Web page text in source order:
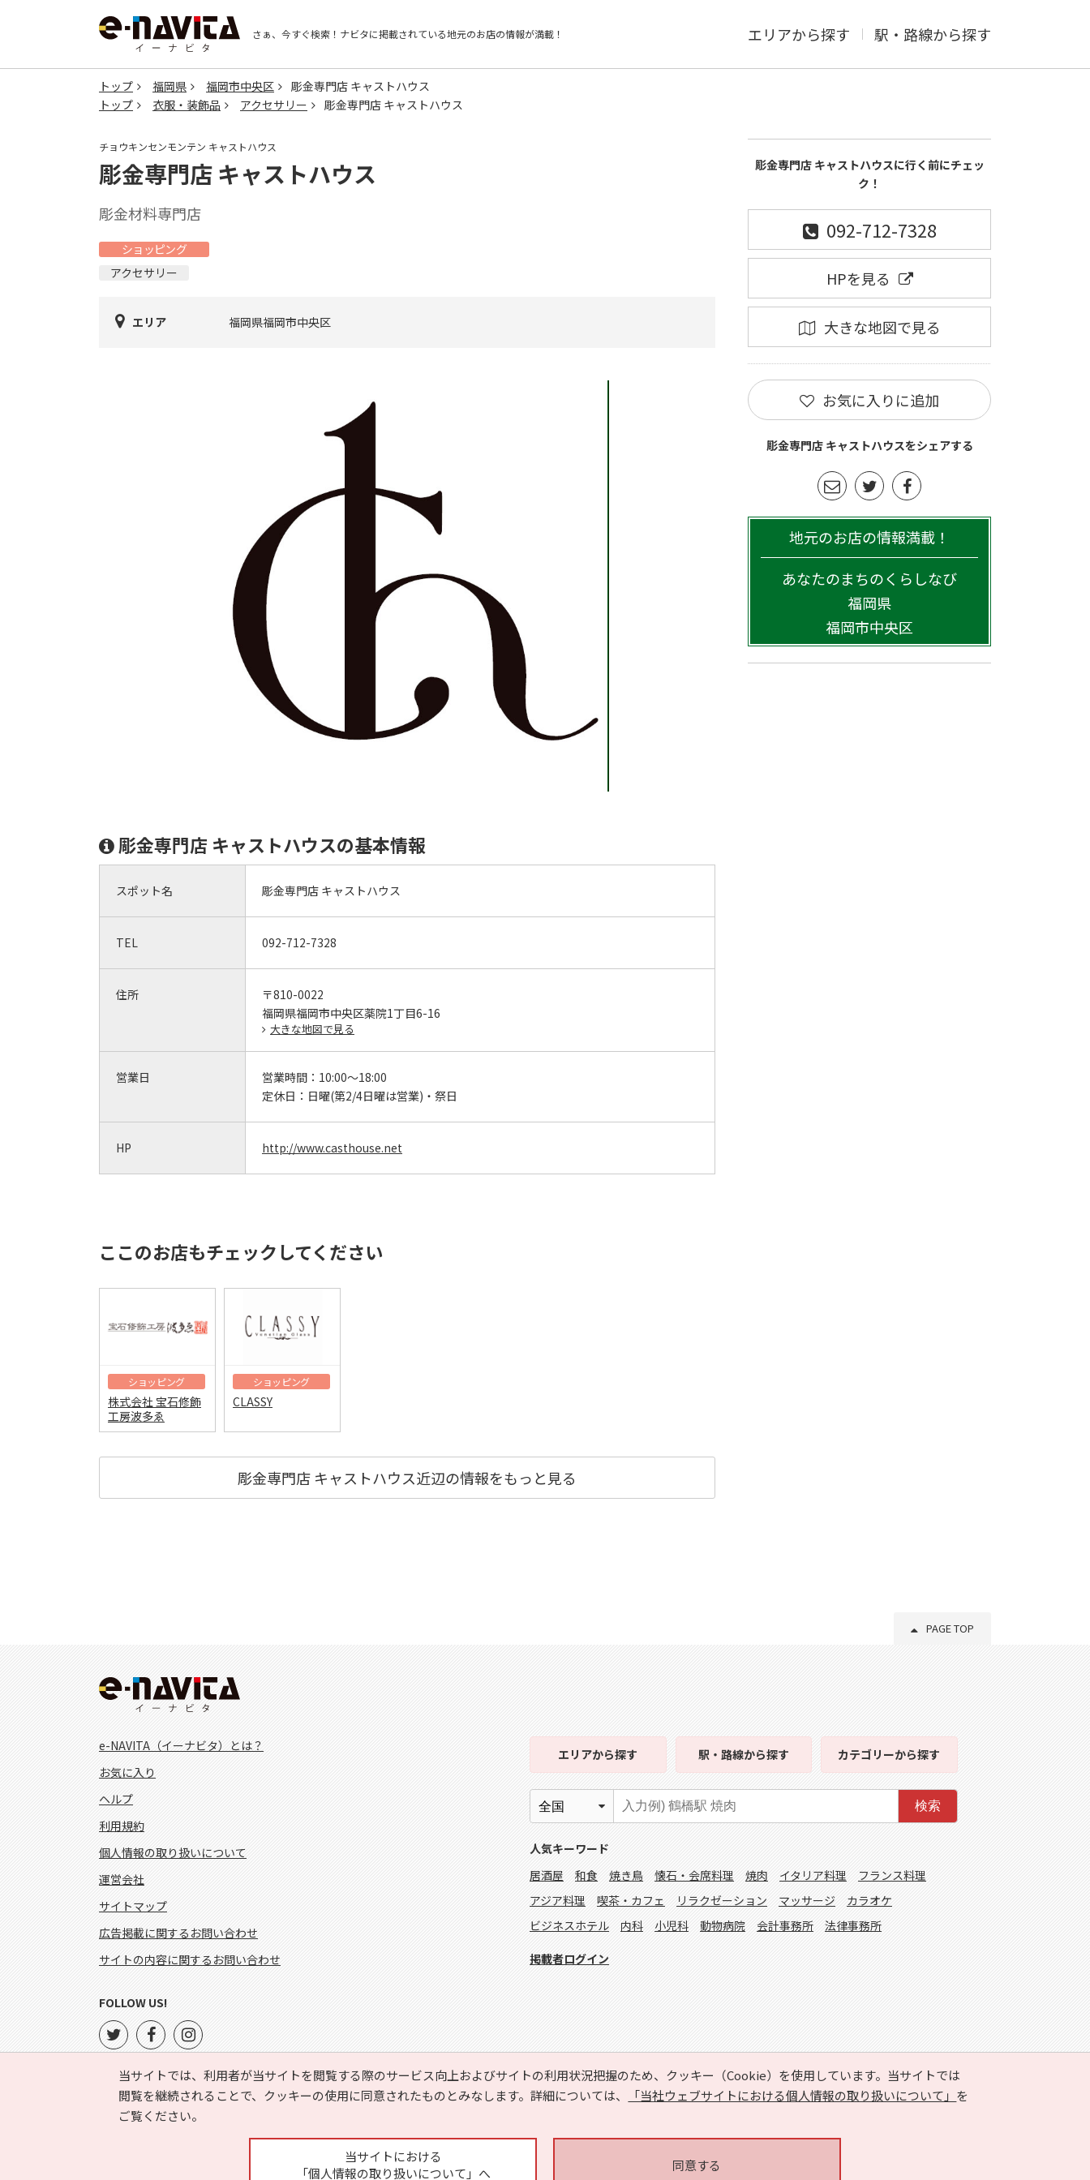
さぁ、今すぐ検索！ ナビタに掲載されている地元のお店の情報が満載！ エリアから探す 駅・路線から探す
トップ 福岡県 福岡市中央区
彫金専門店 キャストハウス
トップ
衣服・装飾品 アクセサリー 彫金専門店 キャストハウス
チョウキンセンモンテン キャストハウス
彫金専門店 キャストハウス
彫金材料専門店
ショッピング
アクセサリー
エリア 福岡県福岡市中央区
彫金専門店 キャストハウスの基本情報
スポット名 彫金専門店 キャストハウス
TEL 092-712-7328
住所
〒810-0022
福岡県福岡市中央区薬院1丁目6-16
大きな地図で見る
営業日 営業時間： 10:00～18:00
定休日： 日曜(第2/4日曜は営業)・祭日
HP http://www.casthouse.net
ここのお店もチェックしてください
ショッピング
株式会社 宝石修飾
工房波多ゑ
ショッピング
CLASSY
彫金専門店 キャストハウス近辺の情報をもっと見る
彫金専門店 キャストハウスに行く前にチェッ
ク！
092-712-7328
HPを見る
大きな地図で見る
お気に入りに追加
彫金専門店 キャストハウスをシェアする
地元のお店の情報満載！
あなたのまちのくらしなび
福岡県
福岡市中央区
PAGE TOP
当サイトでは、利用者が当サイトを閲覧する際のサービス向上およびサイトの利用状況把握のため、クッキー（Cookie）を使用しています。当サイトでは
閲覧を継続されることで、クッキーの使用に同意されたものとみなします。詳細については、
「当社ウェブサイトにおける個人情報の取り扱いについて」 を
ご覧ください。
当サイトにおける
「個人情報の取り扱いについて」へ
同意する
e-NAVITA（イーナビタ）とは？
お気に入り
ヘルプ
利用規約
個人情報の取り扱いについて
運営会社
サイトマップ
広告掲載に関するお問い合わせ
サイトの内容に関するお問い合わせ
エリアから探す 駅・路線から探す カテゴリーから探す
検索
人気キーワード
居酒屋
和食 焼き鳥 懐石・会席料理 焼肉 イタリア料理
フランス料理
アジア料理
喫茶・カフェ リラクゼーション マッサージ
カラオケ
ビジネスホテル
内科 小児科 動物病院 会計事務所 法律事務所
掲載者ログイン
FOLLOW US!
Copyright © HYOJITO.Co.,Ltd. All Rights Reserved.